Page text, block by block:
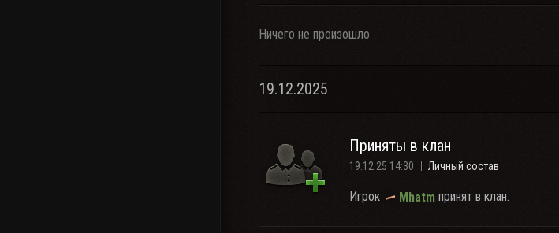
Ничего не произошло
19.12.2025
Приняты в клан
19.12.25 14:30 Личный состав
Игрок Mhatm принят в клан.